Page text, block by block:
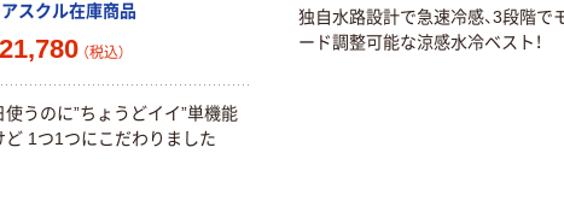
アスクル在庫商品
（税込）
使うのに”ちょうどイイ”単機能
ど 1つ1つにこだわりました
独自水路設計で急速冷感、3段階で
ード調整可能な涼感水冷ベスト！